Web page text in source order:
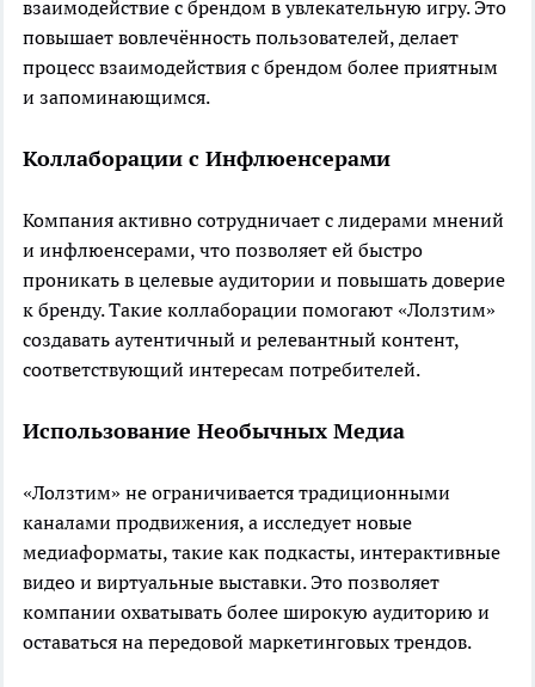
взаимодействие с брендом в увлекательную игру. Это
повышает вовлечённость пользователей, делает
процесс взаимодействия с брендом более приятным
и запоминающимся.
Коллаборации с Инфлюенсерами
Компания активно сотрудничает с лидерами мнений
и инфлюенсерами, что позволяет ей быстро
проникать в целевые аудитории и повышать доверие
к бренду. Такие коллаборации помогают «Лолзтим»
создавать аутентичный и релевантный контент,
соответствующий интересам потребителей.
Использование Необычных Медиа
«Лолзтим» не ограничивается традиционными
каналами продвижения, а исследует новые
медиаформаты, такие как подкасты, интерактивные
видео и виртуальные выставки. Это позволяет
компании охватывать более широкую аудиторию и
оставаться на передовой маркетинговых трендов.